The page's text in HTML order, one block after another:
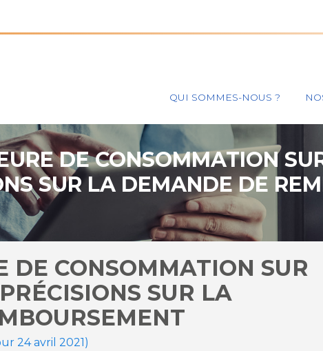
Principal
QUI SOMMES-NOUS ?
DE CONSOMMATION
SUR LA DEMANDE DE
DE CONSOMMATION SUR
SUR LA
24 avril 2021)